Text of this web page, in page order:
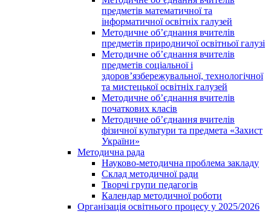
предметів математичної та
інформатичної освітніх галузей
Методичне об’єднання вчителів
предметів природничої освітньої галузі
Методичне об’єднання вчителів
предметів соціальної і
здоров’язбережувальної, технологічної
та мистецької освітніх галузей
Методичне об’єднання вчителів
початкових класів
Методичне об’єднання вчителів
фізичної культури та предмета «Захист
України»
Методична рада
Науково-методична проблема закладу
Склад методичної ради
Творчі групи педагогів
Календар методичної роботи
Організація освітнього процесу у 2025/2026